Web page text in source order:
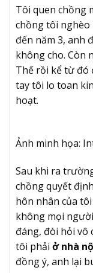
Tôi quen chồng
chồng tôi nghèo
đến năm 3, anh
không cho. Còn
Thế rồi kể từ đó
tay tôi lo toan
hoạt.
Ảnh minh họa:
Sau khi ra
chồng quyết
hôn nhân của
không mọi
đáng, đòi hỏi vô
tôi phải ở nhà
đồng ý, anh lại